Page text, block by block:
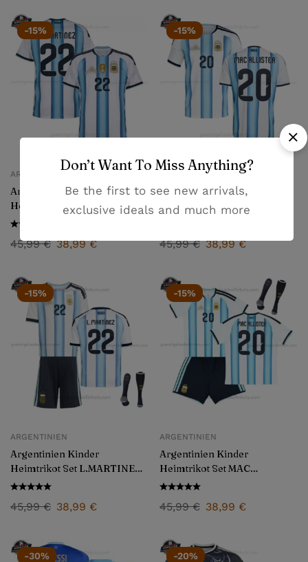
-15%
ARGENTINIEN
Argentinien Herren
Heimtrikot L.MARTINEZ 22
2026/27
45,99€ 38,99€
-15%
ARGENTINIEN
Argentinien Herren
Heimtrikot MAC ALLISTER
45,99€ 38,99€
-15%
ARGENTINIEN
Argentinien Kinder
Heimtrikot Set L.MARTINEZ
22 2026/27
45,99€ 38,99 €
-15%
ARGENTINIEN
Argentinien Kinder
Heimtrikot Set MAC
ALLISTER 20 2026/27
45,99€ 38,99 €
-30% -20%
Don’t Want To Miss Anything?
Be the first to see new arrivals,
exclusive ideals and much more